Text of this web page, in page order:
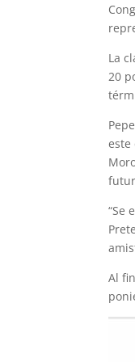
La
20
este
“Se
Al